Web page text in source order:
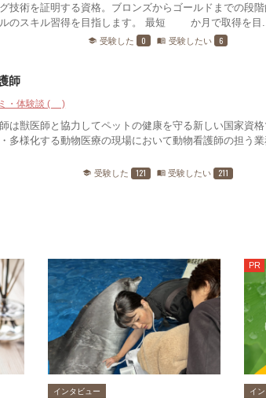
技術を証明する資格。ブロンズからゴールドまでの段
ルのスキル習得を目指します。 最短18か月で取得を目
school 受験した 0 menu_book 受験したい 6
師
・体験談 (0)
は獣医師と協力してペットの健康を守る新しい国家資
多様化する動物医療の現場において動物看護師の担う
school 受験した 121 menu_book 受験したい 211
インタビュー
PR
イ